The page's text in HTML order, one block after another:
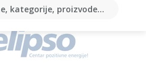
kategorije, proizvode...